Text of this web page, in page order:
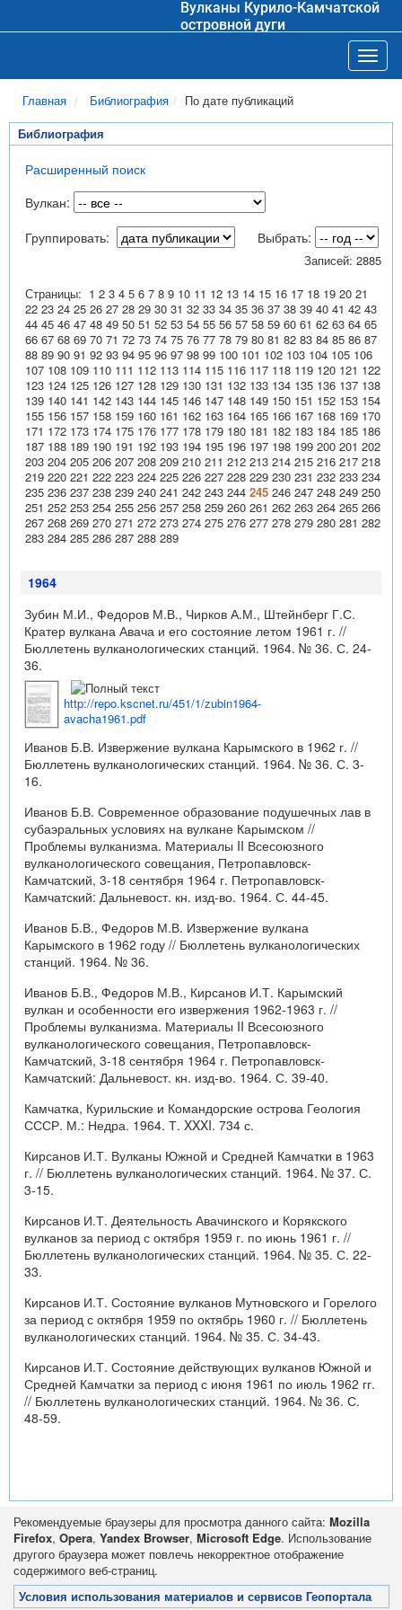
Вулканы Курило-Камчатской
островной дуги
Главная Библиография По дате публикаций
Библиография
Расширенный поиск
Вулкан:
Группировать:
Выбрать:
Записей: 2885
Страницы: 1 2 3 4 5 6 7 8 9 10 11 12 13 14 15 16 17 18 19 20 21
22 23 24 25 26 27 28 29 30 31 32 33 34 35 36 37 38 39 40 41 42 43
44 45 46 47 48 49 50 51 52 53 54 55 56 57 58 59 60 61 62 63 64 65
66 67 68 69 70 71 72 73 74 75 76 77 78 79 80 81 82 83 84 85 86 87
88 89 90 91 92 93 94 95 96 97 98 99 100 101 102 103 104 105 106
107 108 109 110 111 112 113 114 115 116 117 118 119 120 121 122
123 124 125 126 127 128 129 130 131 132 133 134 135 136 137 138
139 140 141 142 143 144 145 146 147 148 149 150 151 152 153 154
155 156 157 158 159 160 161 162 163 164 165 166 167 168 169 170
171 172 173 174 175 176 177 178 179 180 181 182 183 184 185 186
187 188 189 190 191 192 193 194 195 196 197 198 199 200 201 202
203 204 205 206 207 208 209 210 211 212 213 214 215 216 217 218
219 220 221 222 223 224 225 226 227 228 229 230 231 232 233 234
235 236 237 238 239 240 241 242 243 244 245 246 247 248 249 250
251 252 253 254 255 256 257 258 259 260 261 262 263 264 265 266
267 268 269 270 271 272 273 274 275 276 277 278 279 280 281 282
283 284 285 286 287 288 289
1964
Зубин М.И., Федоров М.В., Чирков А.М., Штейнберг Г.С.
Кратер вулкана Авача и его состояние летом 1961 г. //
Бюллетень вулканологических станций. 1964. № 36. С. 24-
36.
http://repo.kscnet.ru/451/1/zubin1964-
avacha1961.pdf
Иванов Б.В. Извержение вулкана Карымского в 1962 г. //
Бюллетень вулканологических станций. 1964. № 36. С. 3-
16.
Иванов Б.В. Современное образование подушечных лав в
субаэральных условиях на вулкане Карымском //
Проблемы вулканизма. Материалы II Всесоюзного
вулканологического совещания, Петропавловск-
Камчатский, 3-18 сентября 1964 г. Петропавловск-
Камчатский: Дальневост. кн. изд-во. 1964. С. 44-45.
Иванов Б.В., Федоров М.В. Извержение вулкана
Карымского в 1962 году // Бюллетень вулканологических
станций. 1964. № 36.
Иванов Б.В., Федоров М.В., Кирсанов И.Т. Карымский
вулкан и особенности его извержения 1962-1963 г. //
Проблемы вулканизма. Материалы II Всесоюзного
вулканологического совещания, Петропавловск-
Камчатский, 3-18 сентября 1964 г. Петропавловск-
Камчатский: Дальневост. кн. изд-во. 1964. С. 39-40.
Камчатка, Курильские и Командорские острова Геология
СССР. М.: Недра. 1964. Т. XXXI. 734 с.
Кирсанов И.Т. Вулканы Южной и Средней Камчатки в 1963
г. // Бюллетень вулканологических станций. 1964. № 37. С.
3-15.
Кирсанов И.Т. Деятельность Авачинского и Корякского
вулканов за период с октября 1959 г. по июнь 1961 г. //
Бюллетень вулканологических станций. 1964. № 35. С. 22-
33.
Кирсанов И.Т. Состояние вулканов Мутновского и Горелого
за период с октября 1959 по октябрь 1960 г. // Бюллетень
вулканологических станций. 1964. № 35. С. 34-43.
Кирсанов И.Т. Состояние действующих вулканов Южной и
Средней Камчатки за период с июня 1961 по июль 1962 гг.
// Бюллетень вулканологических станций. 1964. № 36. С.
48-59.
Рекомендуемые браузеры для просмотра данного сайта: Mozilla
Firefox, Opera, Yandex Browser, Microsoft Edge. Использование
другого браузера может повлечь некорректное отображение
содержимого веб-страниц.
Условия использования материалов и сервисов Геопортала